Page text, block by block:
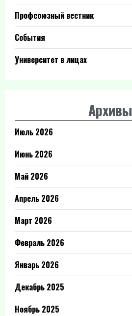
Профсоюзный вестник
События
Университет в лицах
Архивы
Июль 2026
Июнь 2026
Май 2026
Апрель 2026
Март 2026
Февраль 2026
Январь 2026
Декабрь 2025
Ноябрь 2025